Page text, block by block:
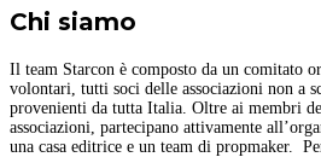
Chi siamo
Il team Starcon è composto da un comitato
volontari, tutti soci delle associazioni non a
provenienti da tutta Italia. Oltre ai membri
associazioni, partecipano attivamente
una casa editrice e un team di propmaker.